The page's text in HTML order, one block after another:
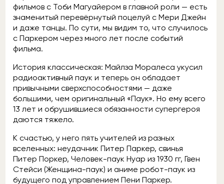
фильмов с Тоби Магуайером в главной роли — есть
знаменитый перевёрнутый поцелуй с Мери Джейн
и даже танцы. По сути, мы видим то, что случилось
с Паркером через много лет после событий
фильма.
История классическая: Майлза Моралеса укусил
радиоактивный паук и теперь он обладает
привычными сверхспособностями — даже
большими, чем оригинальный «Паук». Но ему всего
13 лет и обрушившиеся обязанности супергероя
даются тяжело.
К счастью, у него пять учителей из разных
вселенных: неудачник Питер Паркер, свинья
Питер Поркер, Человек-паук Нуар из 1930 гг, Гвен
Стейси (Женщина-паук) и аниме робот-паук из
будущего под управлением Пени Паркер.